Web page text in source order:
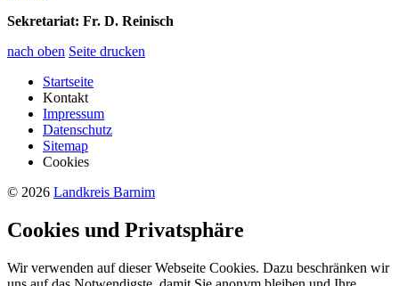
Sekretariat: Fr. D. Reinisch
nach oben Seite drucken
Startseite
Kontakt
Impressum
Datenschutz
Sitemap
Cookies
© 2026 Landkreis Barnim
Cookies und Privatsphäre
Wir verwenden auf dieser Webseite Cookies. Dazu beschränken wir